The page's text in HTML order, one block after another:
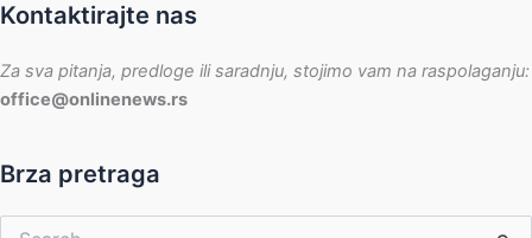
Kontaktirajte nas
Za sva pitanja, predloge ili saradnju, stojimo vam na raspolaganju:
office@onlinenews.rs
Brza pretraga